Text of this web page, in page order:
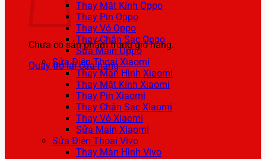
Chưa có sản phẩm trong giỏ hàng.
Quay trở lại cửa hàng
Thay Mặt Kính Oppo
Thay Pin Oppo
Thay Vỏ Oppo
Thay Chân Sạc Oppo
Sửa Main Oppo
Sửa Điện Thoại Xiaomi
Thay Màn Hình Xiaomi
Thay Mặt Kính Xiaomi
Thay Pin Xiaomi
Thay Chân Sạc Xiaomi
Thay Vỏ Xiaomi
Sửa Main Xiaomi
Sửa Điện Thoại Vivo
Thay Màn Hình Vivo